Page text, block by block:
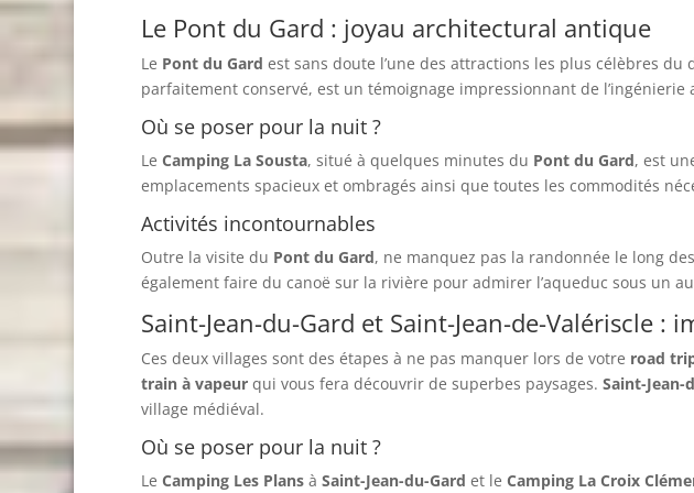
Le Pont du Gard : joyau architectural antique
Le Pont du Gard est sans doute l’une des attractions les plus célèbres
parfaitement conservé, est un témoignage impressionnant de l’ingénierie
Où se poser pour la nuit ?
Le Camping La Sousta, situé à quelques minutes du Pont du Gard, est
emplacements spacieux et ombragés ainsi que toutes les commodités
Activités incontournables
Outre la visite du Pont du Gard, ne manquez pas la randonnée le long
également faire du canoë sur la rivière pour admirer l’aqueduc sous un
Saint-Jean-du-Gard et Saint-Jean-de-Valériscle :
Ces deux villages sont des étapes à ne pas manquer lors de votre road
train à vapeurqui vous fera découvrir de superbes paysages. Saint-Jean-
village médiéval.
Où se poser pour la nuit ?
Le Camping Les Plansà Saint-Jean-du-Gard et le Camping La Croix